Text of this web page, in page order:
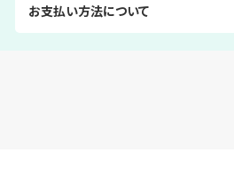
お支払い方法について